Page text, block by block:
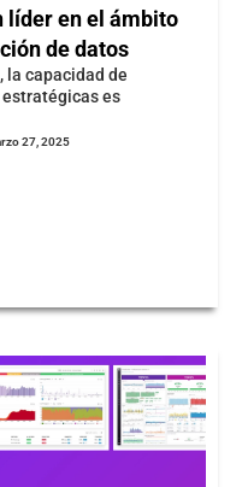
líder en el ámbito
de datos​
la capacidad de
es
27, 2025